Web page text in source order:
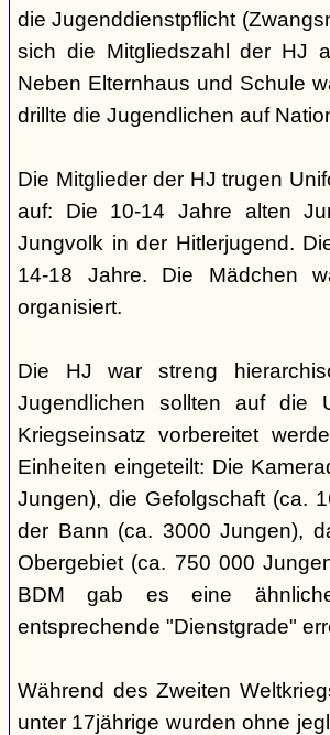
die Jugenddienstpflicht
sich die Mitgliedszahl der HJ
Neben Elternhaus und Schule
drillte die Jugendlichen auf
Die Mitglieder der HJ trugen
auf: Die 10-14 Jahre alten
Jungvolk in der Hitlerjugend.
14-18 Jahre. Die Mädchen
organisiert.
Die HJ war streng
Jugendlichen sollten auf die
Kriegseinsatz vorbereitet
Einheiten eingeteilt: Die
Jungen), die Gefolgschaft (ca.
der Bann (ca. 3000 Jungen),
Obergebiet (ca. 750 000
BDM gab es eine
entsprechende "Dienstgrade"
Während des Zweiten
unter 17jährige wurden ohne